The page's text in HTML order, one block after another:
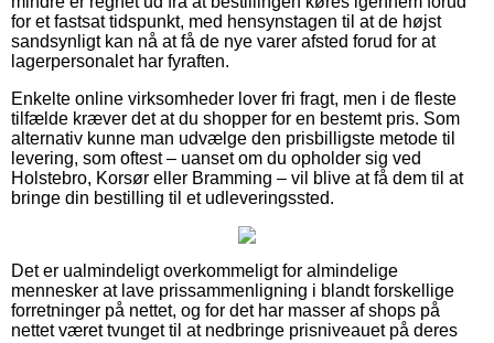
for et fastsat tidspunkt, med hensynstagen til at de højst
sandsynligt kan nå at få de nye varer afsted forud for at
lagerpersonalet har fyraften.
Enkelte online virksomheder lover fri fragt, men i de fleste
tilfælde kræver det at du shopper for en bestemt pris. Som
alternativ kunne man udvælge den prisbilligste metode til
levering, som oftest – uanset om du opholder sig ved
Holstebro, Korsør eller Bramming – vil blive at få dem til at
bringe din bestilling til et udleveringssted.
Det er ualmindeligt overkommeligt for almindelige
mennesker at lave prissammenligning i blandt forskellige
forretninger på nettet, og for det har masser af shops på
nettet været tvunget til at nedbringe prisniveauet på deres